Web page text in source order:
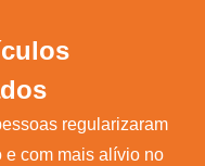
regularizaram
e com mais alívio no